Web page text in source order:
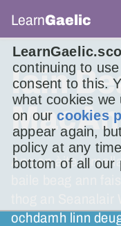
continuing to
consent to this.
what cookies we
on ourcookies
appear again,
policy at any
bottom of all our
LearnGaelic
Iain
Ann an àite
baile beag ann
thog an Seanalair
ochdamh linn